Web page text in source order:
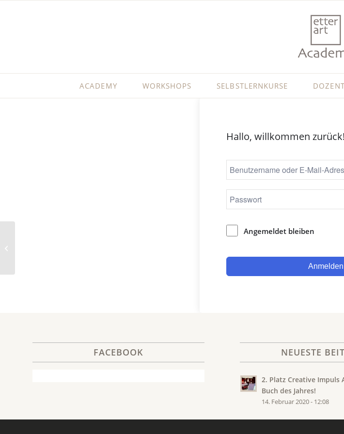
ACADEMY WORKSHOPS SELBSTLERNKURSE
Hallo, willkommen zurück!
Angemeldet bleiben
Anmelden
FACEBOOK NEUESTE
2. Platz Creative Impuls
Buch des Jahres!
14. Februar 2020 - 12:08